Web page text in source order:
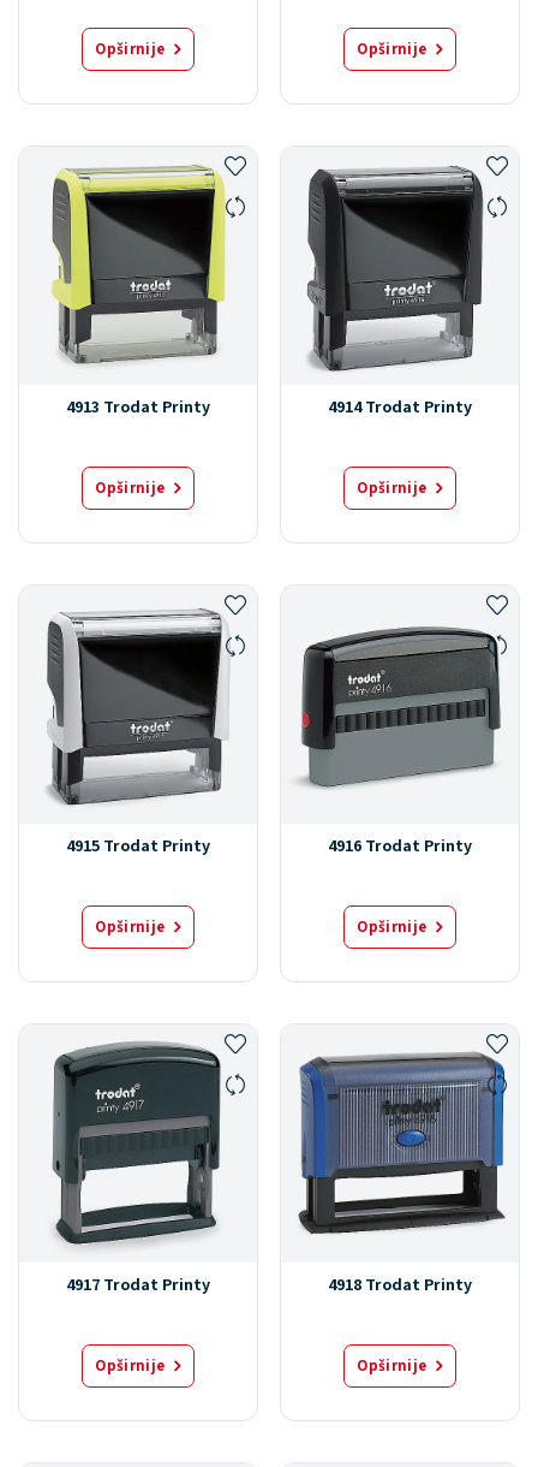
Opširnije Opširnije
4913 Trodat Printy
Opširnije
4914 Trodat Printy
Opširnije
4915 Trodat Printy
Opširnije
4916 Trodat Printy
Opširnije
4917 Trodat Printy
Opširnije
4918 Trodat Printy
Opširnije